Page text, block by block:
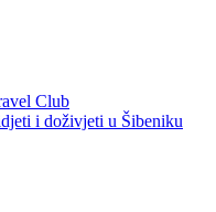
Club
i doživjeti u Šibeniku